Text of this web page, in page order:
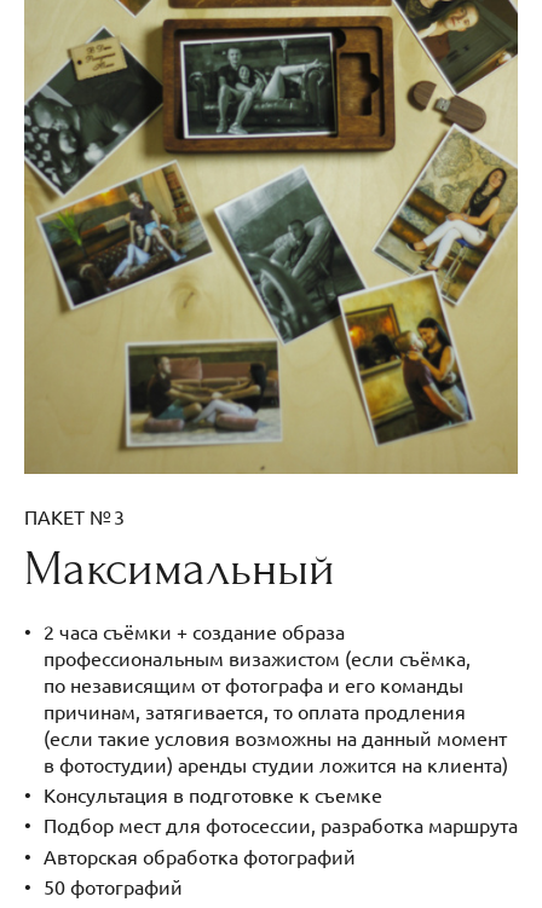
ПАКЕТ № 3
Максимальный
2 часа съёмки + создание образа
профессиональным визажистом (если съёмка,
по независящим от фотографа и его команды
причинам, затягивается, то оплата продления
(если такие условия возможны на данный момент
в фотостудии) аренды студии ложится на клиента)
Консультация в подготовке к съемке
Подбор мест для фотосессии, разработка маршрута
Авторская обработка фотографий
50 фотографий